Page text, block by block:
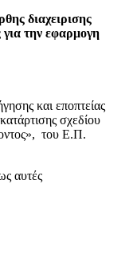
διαχειρισης
την εφαρμογη
και εποπτείας
σχεδίου
του Ε.Π.
αυτές